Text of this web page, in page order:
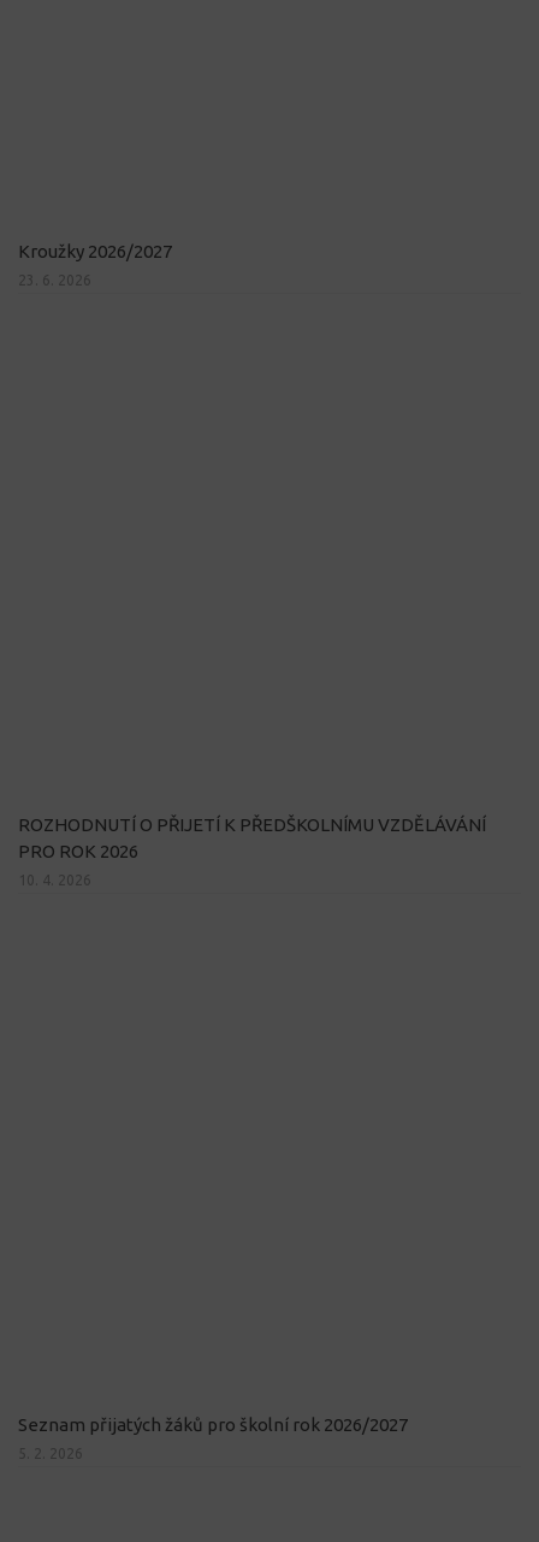
Kroužky 2026/2027
23. 6. 2026
ROZHODNUTÍ O PŘIJETÍ K PŘEDŠKOLNÍMU VZDĚLÁVÁNÍ
PRO ROK 2026
10. 4. 2026
Seznam přijatých žáků pro školní rok 2026/2027
5. 2. 2026